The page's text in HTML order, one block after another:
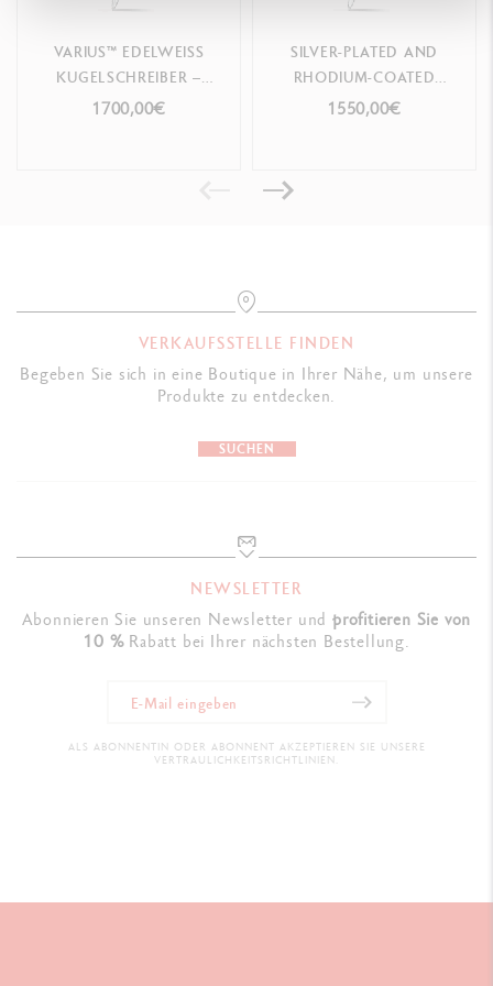
Masse: 19.5 x 9.7 x 6.5 cm
GESETZLICHE VORSCHRIFTEN
PRODUKTREFERENZ
VARIUS™ EDELWEISS
KUGELSCHREIBER –
LIMITIERTE EDITION
1700,00€
SILVER-PLATED AND
RHODIUM-COATED
VARIUS™ RAINBOW
1550,00€
VERKAUFSSTELLE FINDEN
Begeben Sie sich in eine Boutique in Ihrer Nähe, um unsere
Produkte zu entdecken.
SUCHEN
NEWSLETTER
Abonnieren Sie unseren Newsletter undprofitieren Sie von
10 %Rabatt bei Ihrer nächsten Bestellung.
ALS ABONNENTIN ODER ABONNENT AKZEPTIEREN SIE UNSERE
VERTRAULICHKEITSRICHTLINIEN.